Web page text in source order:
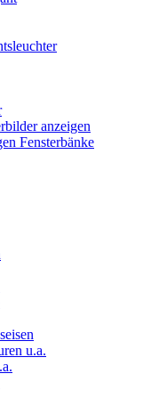
anzeigen
Fensterbänke
u.a.